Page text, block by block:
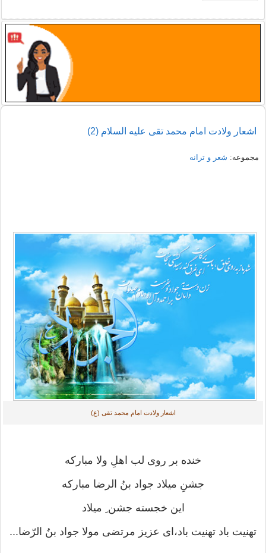
اشعار ولادت امام محمد تقی علیه السلام (2)
مجموعه: شعر و ترانه
اشعار ولادت امام محمد تقی (ع)
خنده بر روی لب اهلِ ولا مبارکه
جشنِ میلاد جواد بنُ الرضا مبارکه
این خجسته جشن ِ میلاد
تهنیت باد تهنیت باد،ای عزیز مرتضی مولا جواد بنُ الرّضا...